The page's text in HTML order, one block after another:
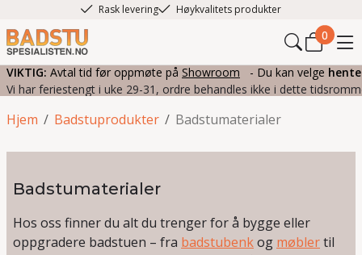
Rask levering Høykvalitets produkter
0
VIKTIG: Avtal tid før oppmøte på Showroom - Du kan velge
Vi har feriestengt i uke 29-31, ordre behandles ikke i dette
/
Hjem /
Badstuprodukter Badstumaterialer
Badstumaterialer
Hos oss finner du alt du trenger for å bygge eller
oppgradere badstuen – fra badstubenkog møblertil